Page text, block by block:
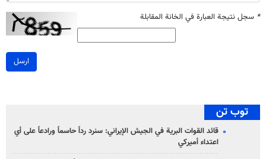
* سجل نتيجة العبارة في الخانة المقابلة
ارسل
توب تن
قائد القوات البرية في الجيش الإيراني: سنرد رداً حاسماً ورادعاً على أي
اعتداء أميركي